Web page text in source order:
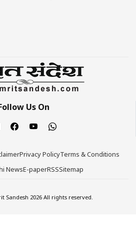
Us On
Privacy PolicyTerms & Conditions
NewsE-paperRSSSitemap
Sandesh 2026 All rights reserved.